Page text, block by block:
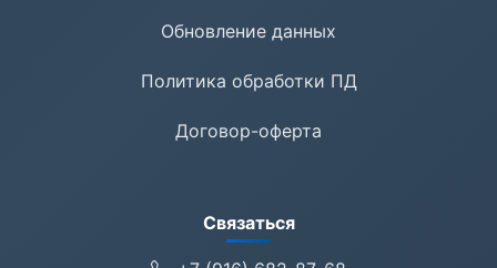
Обновление данных
Политика обработки ПД
Договор-оферта
Связаться